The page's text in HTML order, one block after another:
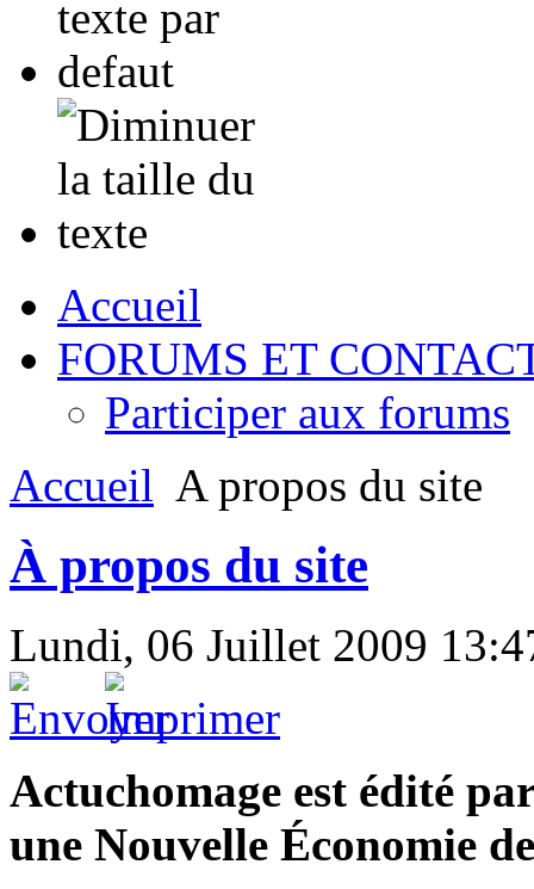
Accueil
FORUMS ET
Participer aux forums
Accueil A propos du site
À propos du site
Lundi, 06 Juillet 2009
Actuchomage est édité
une Nouvelle Économie